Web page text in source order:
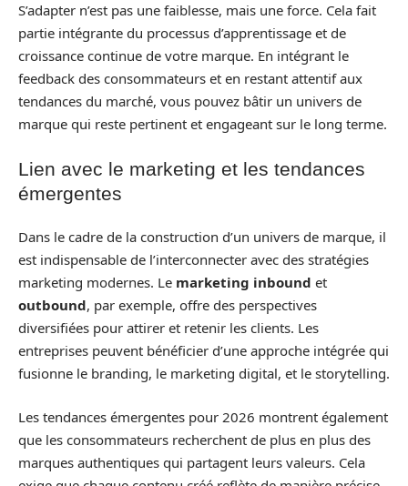
S’adapter n’est pas une faiblesse, mais une force. Cela fait
partie intégrante du processus d’apprentissage et de
croissance continue de votre marque. En intégrant le
feedback des consommateurs et en restant attentif aux
tendances du marché, vous pouvez bâtir un univers de
marque qui reste pertinent et engageant sur le long terme.
Lien avec le marketing et les tendances
émergentes
Dans le cadre de la construction d’un univers de marque, il
est indispensable de l’interconnecter avec des stratégies
marketing modernes. Le marketing inbound et
outbound, par exemple, offre des perspectives
diversifiées pour attirer et retenir les clients. Les
entreprises peuvent bénéficier d’une approche intégrée qui
fusionne le branding, le marketing digital, et le storytelling.
Les tendances émergentes pour 2026 montrent également
que les consommateurs recherchent de plus en plus des
marques authentiques qui partagent leurs valeurs. Cela